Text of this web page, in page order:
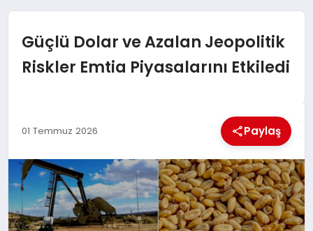
GÜNCEL
TEKNOLOJI
GENEL
EKONOMI
Güçlü Dolar ve Azalan Jeopolitik
Riskler Emtia Piyasalarını Etkiledi
01 Temmuz 2026 Paylaş